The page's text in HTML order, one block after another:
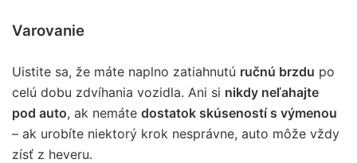
Varovanie
Uistite sa, že máte naplno zatiahnutú ručnú brzdu po
celú dobu zdvíhania vozidla. Ani si nikdy neľahajte
pod auto, ak nemáte dostatok skúseností s výmenou
– ak urobíte niektorý krok nesprávne, auto môže vždy
zísť z heveru.